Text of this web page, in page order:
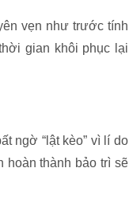
vẹn như trước tính
gian khôi phục lại
ngờ “lật kèo” vì lí do
hoàn thành bảo trì sẽ